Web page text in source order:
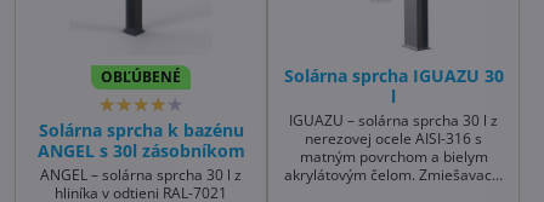
OBĽÚBENÉ
Solárna sprcha k bazénu
ANGEL s 30l zásobníkom
ANGEL – solárna sprcha 30 l z
hliníka v odtieni RAL-7021
Solárna sprcha IGUAZU 30
l
IGUAZU – solárna sprcha 30 l z
nerezovej ocele AISI-316 s
matným povrchom a bielym
akrylátovým čelom. Zmiešavacia